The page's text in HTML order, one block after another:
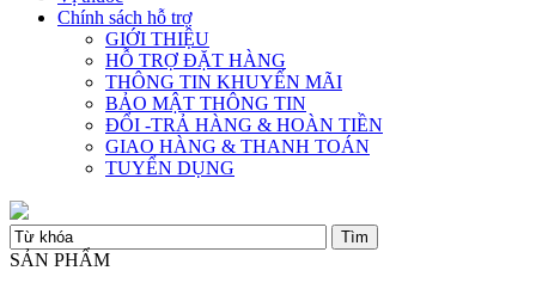
Chính sách hỗ trợ
GIỚI THIỆU
HỖ TRỢ ĐẶT HÀNG
THÔNG TIN KHUYẾN MÃI
BẢO MẬT THÔNG TIN
ĐỔI -TRẢ HÀNG & HOÀN TIỀN
GIAO HÀNG & THANH TOÁN
TUYỂN DỤNG
SẢN PHẨM